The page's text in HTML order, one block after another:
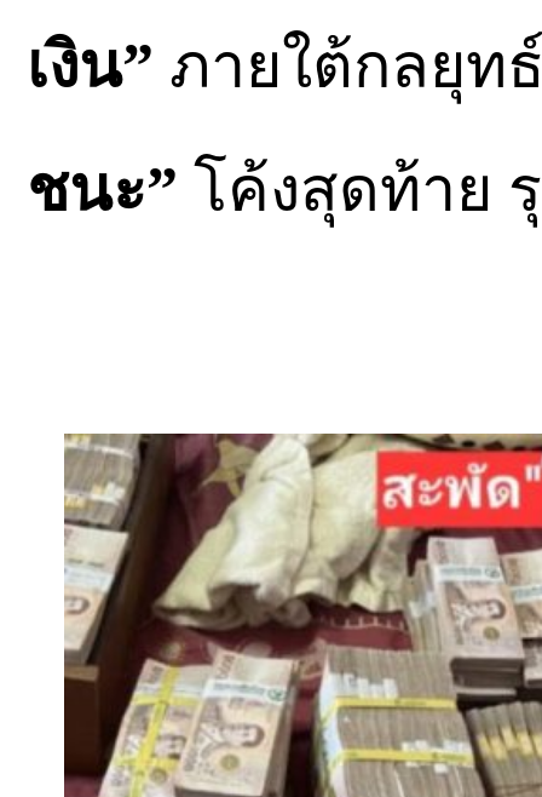
เงิน” ภายใต้กลยุท
ชนะ” โค้งสุดท้าย